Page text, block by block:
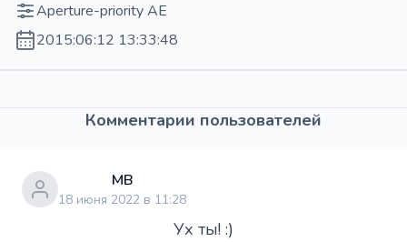
Aperture-priority AE
2015:06:12 13:33:48
Комментарии пользователей
МВ
18 июня 2022 в 11:28
Ух ты! :)